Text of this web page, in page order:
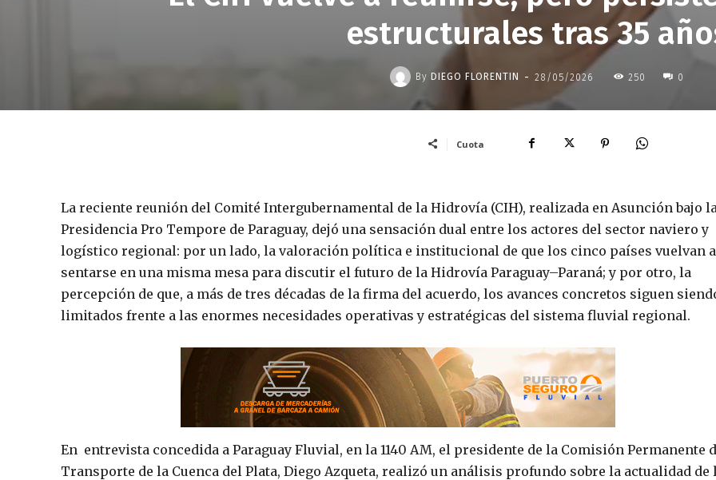
estructurales tras 35
By DIEGO FLORENTIN - 28/05/2026 250 0
Cuota
La reciente reunión del Comité Intergubernamental de la Hidrovía (CIH), realizada en Asunción bajo
Presidencia Pro Tempore de Paraguay, dejó una sensación dual entre los actores del sector naviero y
logístico regional: por un lado, la valoración política e institucional de que los cinco países vuelvan a
sentarse en una misma mesa para discutir el futuro de la Hidrovía Paraguay–Paraná; y por otro, la
percepción de que, a más de tres décadas de la firma del acuerdo, los avances concretos siguen
limitados frente a las enormes necesidades operativas y estratégicas del sistema fluvial regional.
En entrevista concedida a Paraguay Fluvial, en la 1140 AM, el presidente de la Comisión Permanente
Transporte de la Cuenca del Plata, Diego Azqueta, realizó un análisis profundo sobre la actualidad de